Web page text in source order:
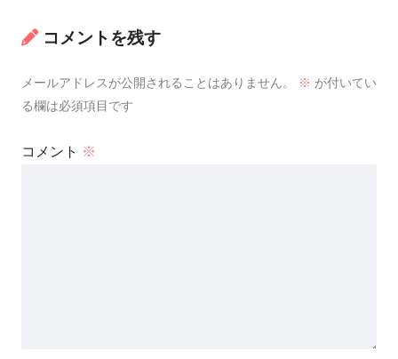
コメントを残す
メールアドレスが公開されることはありません。 ※ が付いてい
る欄は必須項目です
コメント ※